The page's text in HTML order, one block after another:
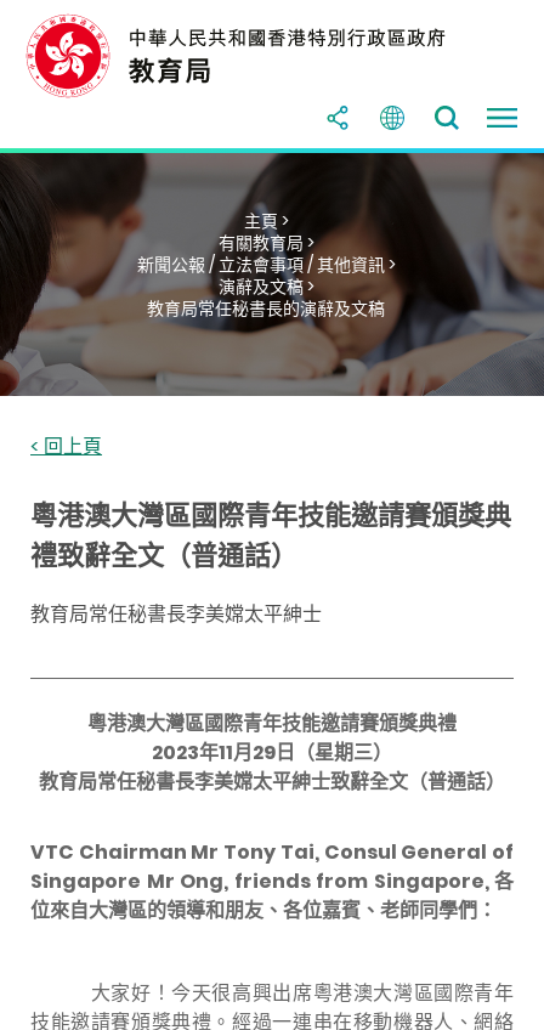
主頁 >
有關教育局 >
新聞公報 / 立法會事項 / 其他資訊 >
演辭及文稿 >
教育局常任秘書長的演辭及文稿
< 回上頁
粵港澳大灣區國際青年技能邀請賽頒獎典
禮致辭全文（普通話）
教育局常任秘書長李美嫦太平紳士
粵港澳大灣區國際青年技能邀請賽頒獎典禮
2023年11月29日（星期三）
教育局常任秘書長李美嫦太平紳士致辭全文 （普通話）
VTC Chairman Mr Tony Tai,Consul General of
Singapore Mr Ong, friends from Singapore,各
位來自大灣區的領導和朋友、各位嘉賓、老師同學們：
大家好！今天很高興出席粵港澳大灣區國際青年
技能邀請賽頒獎典禮。經過一連串在移動機器人、網絡